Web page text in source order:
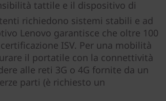
tattile e il dispositivo di
richiedono sistemi stabili e ad
Lenovo garantisce che oltre 100
ISV. Per una mobilità
il portatile con la connettività
alle reti 3G o 4G fornite da un
parti (è richiesto un